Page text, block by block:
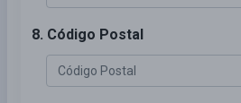
8. Código Postal